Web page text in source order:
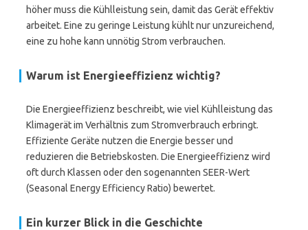
höher muss die Kühlleistung sein, damit das Gerät effektiv
arbeitet. Eine zu geringe Leistung kühlt nur unzureichend,
eine zu hohe kann unnötig Strom verbrauchen.
Warum ist Energieeffizienz wichtig?
Die Energieeffizienz beschreibt, wie viel Kühlleistung das
Klimagerät im Verhältnis zum Stromverbrauch erbringt.
Effiziente Geräte nutzen die Energie besser und
reduzieren die Betriebskosten. Die Energieeffizienz wird
oft durch Klassen oder den sogenannten SEER-Wert
(Seasonal Energy Efficiency Ratio) bewertet.
Ein kurzer Blick in die Geschichte